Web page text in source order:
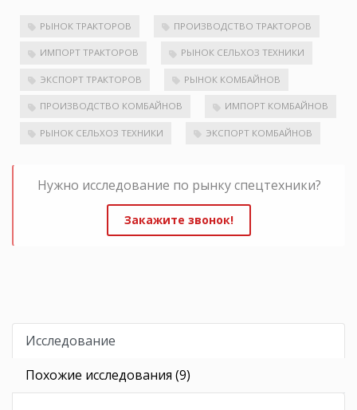
РЫНОК ТРАКТОРОВ ПРОИЗВОДСТВО ТРАКТОРОВ
ИМПОРТ ТРАКТОРОВ РЫНОК СЕЛЬХОЗ ТЕХНИКИ
ЭКСПОРТ ТРАКТОРОВ РЫНОК КОМБАЙНОВ
ПРОИЗВОДСТВО КОМБАЙНОВ ИМПОРТ КОМБАЙНОВ
РЫНОК СЕЛЬХОЗ ТЕХНИКИ ЭКСПОРТ КОМБАЙНОВ
Нужно исследование по рынку спецтехники?
Закажите звонок!
Исследование
Похожие исследования (9)